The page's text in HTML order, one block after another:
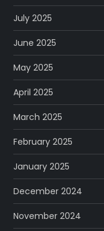
July 2025
June 2025
May 2025
April 2025
March 2025
February 2025
January 2025
December 2024
November 2024